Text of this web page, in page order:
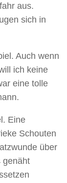
aus.
sich in
Auch wenn
ich keine
eine tolle
Eine
Schouten
über
genäht